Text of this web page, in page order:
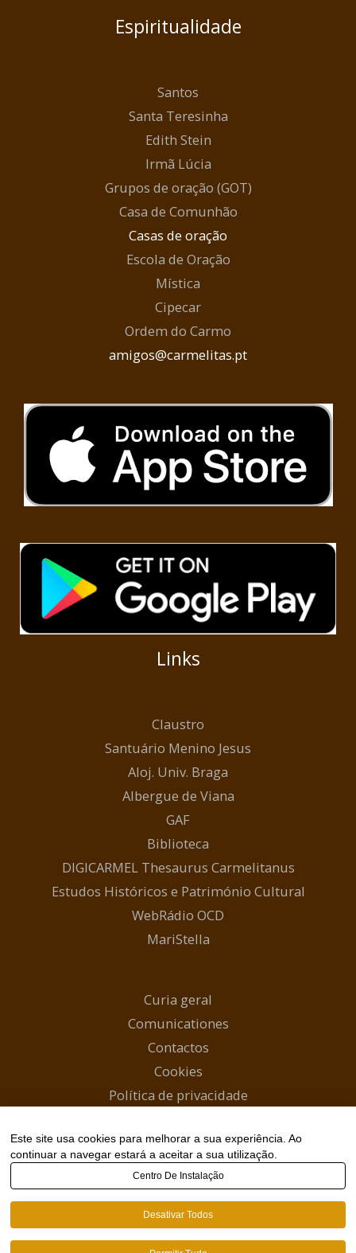
Espiritualidade
Santos
Santa Teresinha
Edith Stein
Irmã Lúcia
Grupos de oração (GOT)
Casa de Comunhão
Casas de oração
Escola de Oração
Mística
Cipecar
Ordem do Carmo
amigos@carmelitas.pt
Links
Claustro
Santuário Menino Jesus
Aloj. Univ. Braga
Albergue de Viana
GAF
Biblioteca
DIGICARMEL Thesaurus Carmelitanus
Estudos Históricos e Património Cultural
WebRádio OCD
MariStella
Curia geral
Comunicationes
Contactos
Cookies
Política de privacidade
Canal WhatsApp
Copyright © 2026 Carmelitas Descalços |
webmaster@carmelitas.pt
Este site usa cookies para melhorar a sua experiência. Ao
continuar a navegar estará a aceitar a sua utilização.
Centro De Instalação
Desativar Todos